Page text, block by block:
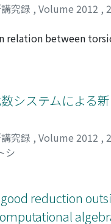
究録 , Volume 2012 ,
relation between
results on the
システムによる
究録 , Volume 2012 ,
シ
reduction